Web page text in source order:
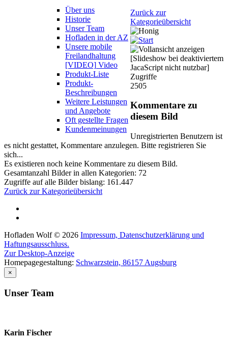
Über uns
Historie
Unser Team
Hofladen in der AZ
Unsere mobile
Freilandhaltung
[VIDEO] Video
Produkt-Liste
Produkt-
Beschreibungen
Weitere Leistungen
und Angebote
Oft gestellte Fragen
Kundenmeinungen
Zurück zur
Kategorieübersicht
[Slideshow bei deaktiviertem
JacaScript nicht nutzbar]
Zugriffe
2505
Kommentare zu
diesem Bild
Unregistrierten Benutzern ist
es nicht gestattet, Kommentare anzulegen. Bitte registrieren Sie
sich...
Es existieren noch keine Kommentare zu diesem Bild.
Gesamtanzahl Bilder in allen Kategorien: 72
Zugriffe auf alle Bilder bislang: 161.447
Zurück zur Kategorieübersicht
Hofladen Wolf © 2026 Impressum, Datenschutzerklärung und
Haftungsausschluss.
Zur Desktop-Anzeige
Homepagegestaltung: Schwarzstein, 86157 Augsburg
×
Unser Team
Karin Fischer